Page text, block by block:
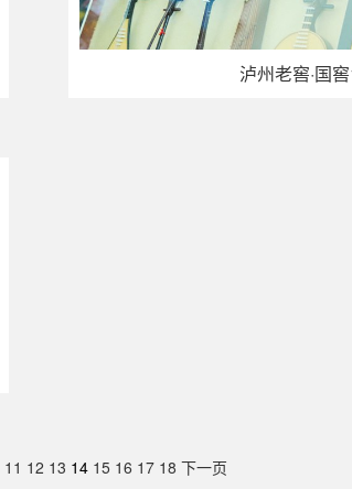
泸州老窖·国
11 12 13 14 15 16 17 18 下一页